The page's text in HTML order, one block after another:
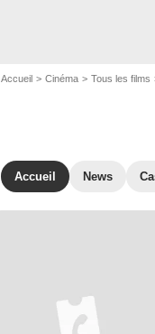
Accueil Cinéma Tous les films
Accueil News